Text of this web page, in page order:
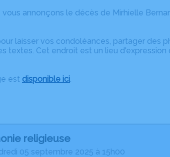
annonçons le décès de Mirhielle
laisser vos condoléances, partager des
textes. Cet endroit est un lieu
est disponible ici.
religieuse
05 septembre 2025 à 15h00